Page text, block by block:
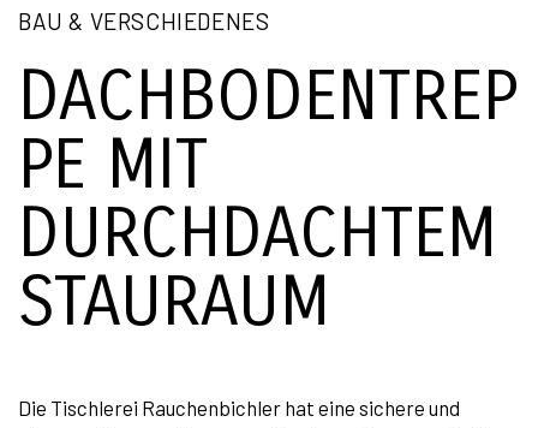
BAU & VERSCHIEDENES
DACHBODENTREP
PE MIT
DURCHDACHTEM
STAURAUM
Die Tischlerei Rauchenbichler hat eine sichere und